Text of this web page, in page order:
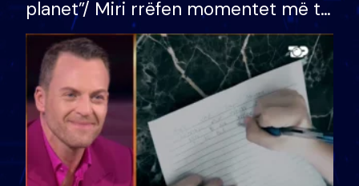
planet”/ Miri rrëfen momentet më të
bukura në shtëpinë e BB VIP: Do më
mungojë zilja e mëngjesit kur…